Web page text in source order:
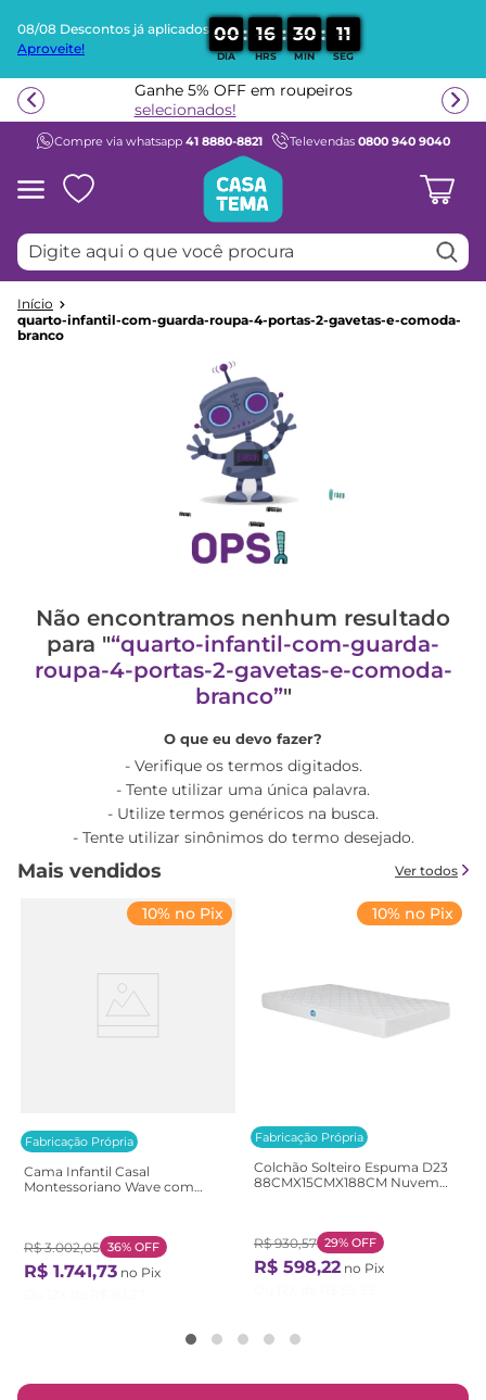
08/08 Descontos já aplicados
Aproveite!
00
DIA
: 16
HRS
: 30
MIN
: 11
SEG
Ganhe 5% OFF em roupeiros
selecionados!
Compre via whatsapp 41 8880-8821 Televendas 0800 940 9040
Digite aqui o que você procura
quarto-infantil-com-guarda-roupa-4-portas-2-gavetas-e-comoda-
branco
Não encontramos nenhum resultado
para " quarto-infantil-com-guarda-
roupa-4-portas-2-gavetas-e-comoda-
branco "
O que eu devo fazer?
Verifique os termos digitados.
Tente utilizar uma única palavra.
Utilize termos genéricos na busca.
Tente utilizar sinônimos do termo desejado.
Mais vendidos Ver todos
Fabricação Própria
10% no Pix
Cama Infantil Casal
Montessoriano Wave com
Natural/Branco
R$ 3.002,05 36% OFF
R$ 1.741,73 no Pix
Fabricação Própria
10% no Pix
Colchão Solteiro Espuma D23
88CMX15CMX188CM Nuvem
R$ 930,57 29% OFF
R$ 598,22 no Pix
1º
guarda roupa
3º
bicama
º
escrivaninha
6º
petit
7º
cama infantil